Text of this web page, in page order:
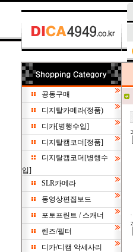
공동구매
디지탈카메라(정품)
디카[병행수입]
디지탈캠코더[정품]
디지탈캠코더[병행수
입]
SLR카메라
동영상편집보드
포토프린트 / 스캐너
렌즈/필터
디카/디캠 악세사리